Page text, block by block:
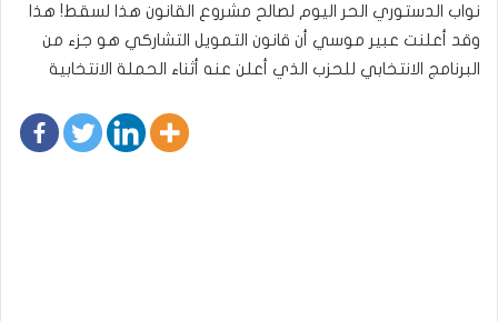
نواب الدستوري الحر اليوم لصالح مشروع القانون هذا لسقط! هذا
وقد أعلنت عبير موسي أن قانون التمويل التشاركي هو جزء من
البرنامج الانتخابي للحزب الذي أعلن عنه أثناء الحملة الانتخابية